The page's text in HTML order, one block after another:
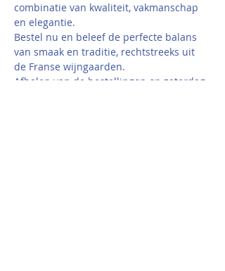
combinatie van kwaliteit, vakmanschap
en elegantie.
Bestel nu en beleef de perfecte balans
van smaak en traditie, rechtstreeks uit
de Franse wijngaarden.
Afhalen van de bestellingen op zaterdag